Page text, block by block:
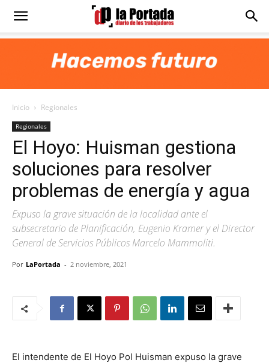
Diario
Portada
Inicio Regionales
Regionales
El Hoyo: Huisman gestiona
soluciones para resolver
problemas de energía y agua
Expuso la grave situación de la localidad ante el
subsecretario de Planificación, Eugenio Kramer y el Director
General de Servicios Públicos Marcelo Mammoliti.
Por LaPortada - 2 noviembre, 2021
El intendente de El Hoyo Pol Huisman expuso la grave